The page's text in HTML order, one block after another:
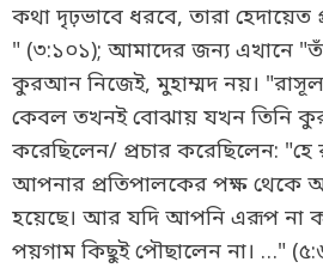
কথা দৃঢ়ভাবে ধরবে, তারা হেদায়েত
" (৩:১০১); আমাদের জন্য এখানে
কুরআন নিজেই, মুহাম্মদ নয়।
কেবল তখনই বোঝায় যখন তিনি
করেছিলেন/ প্রচার করেছিলেন: "হে
আপনার প্রতিপালকের পক্ষ থেকে
হয়েছে। আর যদি আপনি এরূপ না
পয়গাম কিছুই পৌছালেন না। …"